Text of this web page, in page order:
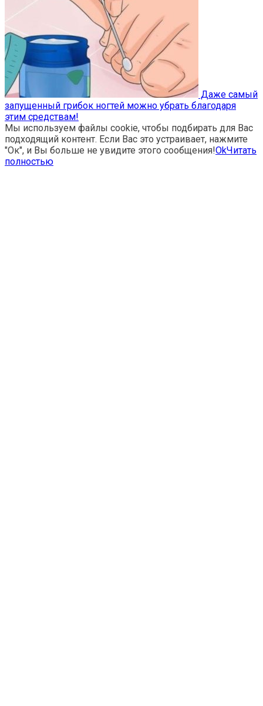
Даже самый
запущенный грибок ногтей можно убрать благодаря
этим средствам!
Мы используем файлы cookie, чтобы подбирать для Вас
подходящий контент. Если Вас это устраивает, нажмите
"Ок", и Вы больше не увидите этого сообщения!OkЧитать
полностью